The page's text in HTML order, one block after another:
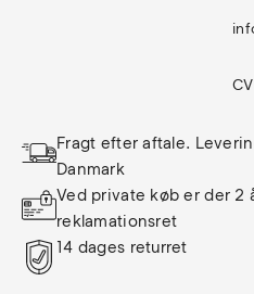
Fragt efter aftale.
Danmark
Ved private køb er der 2
reklamationsret
14 dages returret